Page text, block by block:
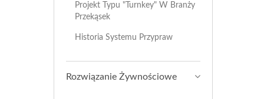
Projekt Typu "turnkey" W Branży
Przekąsek
Historia Systemu Przypraw
Rozwiązanie Żywnościowe